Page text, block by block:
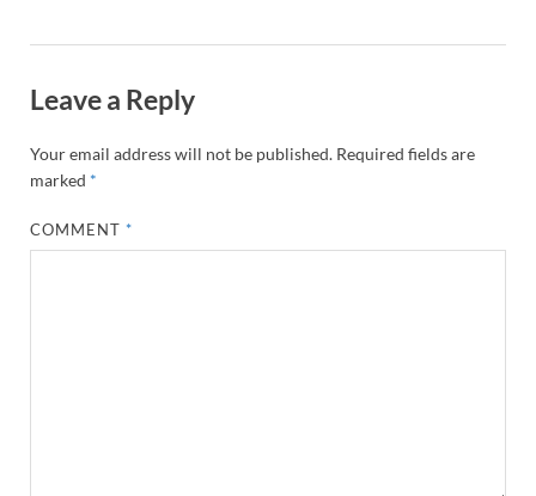
Leave a Reply
Your email address will not be published. Required fields are
marked *
COMMENT*